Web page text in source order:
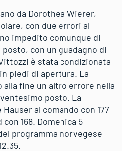
da Dorothea Wierer,
con due errori al
impedito comunque di
con un guadagno di
è stata condizionata
piedi di apertura. La
alla fine un altro errore nella
posto. La
al comando con 177
168. Domenica 5
programma norvegese